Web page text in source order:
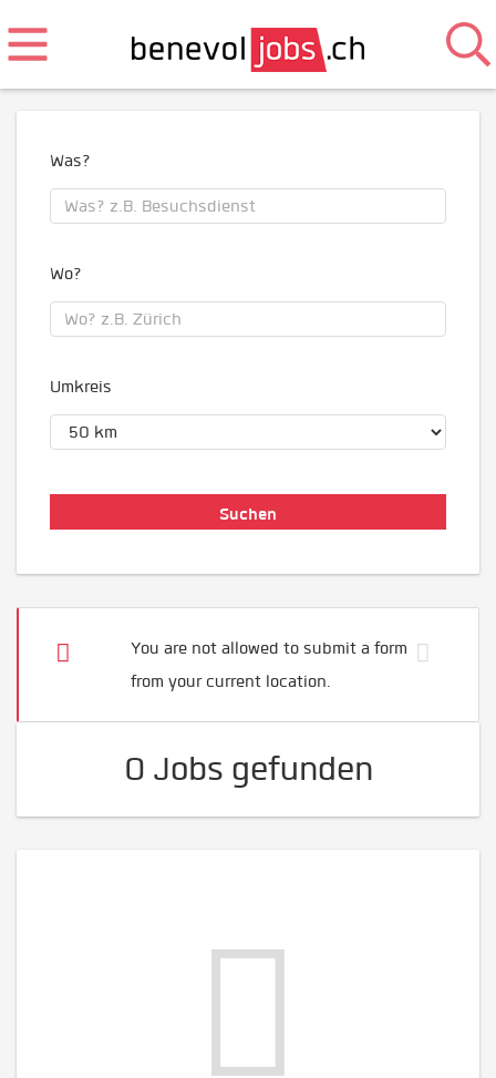
Was?
Wo?
Umkreis
You are not allowed to submit a form
from your current location.
0 Jobs gefunden